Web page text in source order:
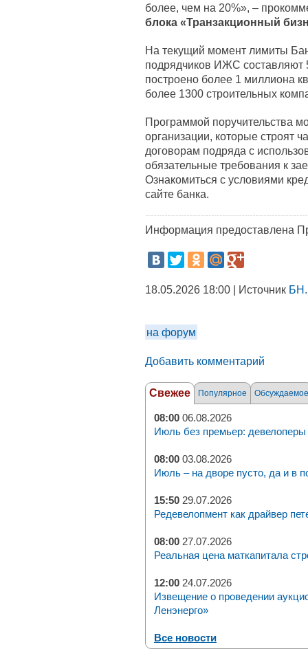
более, чем на 20%», –
блока «Транзакционный
На текущий момент лимиты
подрядчиков ИЖС составляют
построено более 1 миллиона
более 1300 строительных
Программой поручительства
организации, которые строят
договорам подряда с
обязательные требования к
Ознакомиться с условиями
сайте банка.
Информация предоставлена
18.05.2026 18:00 | Источник
на форум
Добавить комментарий
Свежее Популярное Обсуждаемое
08:00 06.08.2026
Июль без премьер: девелоперы
08:00 03.08.2026
Июль – на дворе пусто, да и в
15:50 29.07.2026
Редевелопмент как драйвер
08:00 27.07.2026
Реальная цена маткапитала
12:00 24.07.2026
Извещение о проведении
Ленэнерго»
Все новости